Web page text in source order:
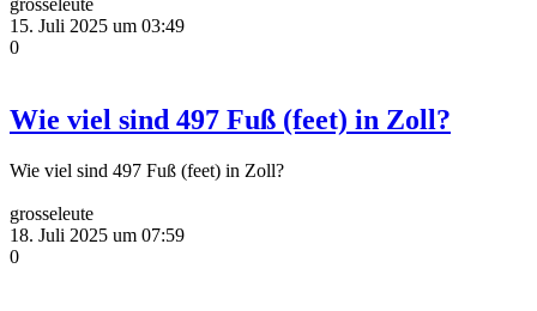
15. Juli 2025 um 03:49
0
Wie viel sind 497 Fuß (feet) in Zoll?
Wie viel sind 497 Fuß (feet) in Zoll?
grosseleute
18. Juli 2025 um 07:59
0